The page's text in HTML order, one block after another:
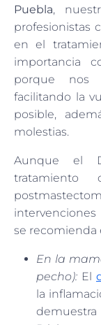
Puebla,
profesionistas
en el
importancia
porque nos
facilitando la
posible,
molestias.
Aunque el
tratamiento
se recomienda
En la
pecho): El
la